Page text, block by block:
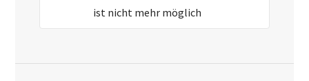
ist nicht mehr möglich